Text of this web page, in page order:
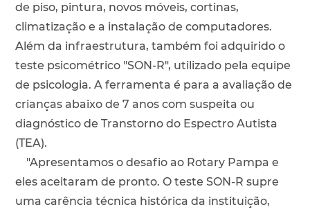
de piso, pintura, novos móveis, cortinas,
climatização e a instalação de computadores.
Além da infraestrutura, também foi adquirido o
teste psicométrico "SON-R", utilizado pela equipe
de psicologia. A ferramenta é para a avaliação de
crianças abaixo de 7 anos com suspeita ou
diagnóstico de Transtorno do Espectro Autista
(TEA).
"Apresentamos o desafio ao Rotary Pampa e
eles aceitaram de pronto. O teste SON-R supre
uma carência técnica histórica da instituição,